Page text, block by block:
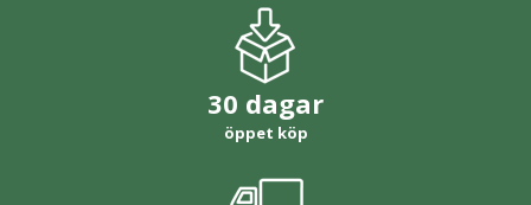
30 dagar
öppet köp